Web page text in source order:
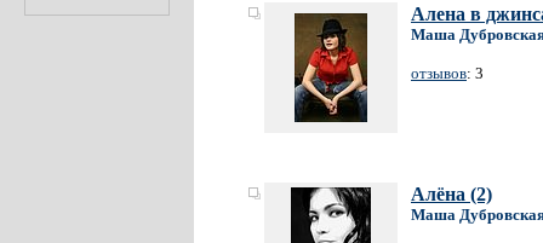
Алена в
Маша
отзывов: 3
Алёна (2)
Маша